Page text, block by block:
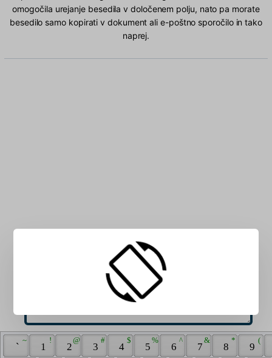
omogočila urejanje besedila v določenem polju, nato pa morate
besedilo samo kopirati v dokument ali e-poštno sporočilo in tako
naprej.
V polje vnesite ZDA znakov:
`
~
1
!
2
@
3
#
4
$
5
%
6
^
7
&
8
*
9
(